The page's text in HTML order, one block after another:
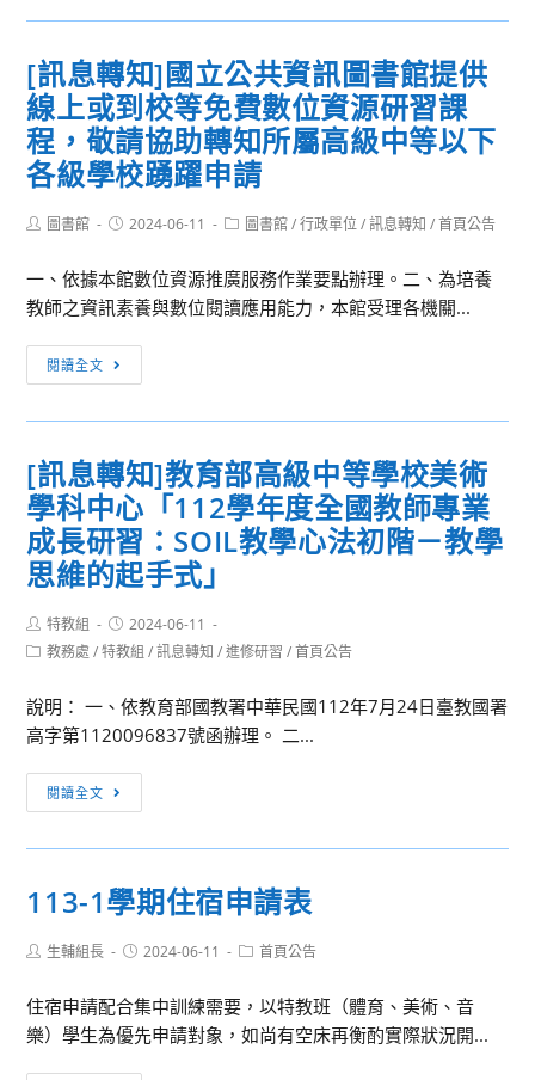
兒
表
意
營
隊
活
動
轉
中
華
出
版
倫
理
律
協
理
113
下
半
年
度
「從
圖
書
級
到
識
讀」
園
迴
導
活
[訊息轉知]國立公共資訊圖書館提供
線上或到校等免費數位資源研習課
程，敬請協助轉知所屬高級中等以下
各級學校踴躍申請
Post圖書館
Post2024-06-11
Post圖書館 / 行政單位 / 訊息轉知 / 首頁公告
一、依據本館數位資源推廣服務作業要點辦理。二、為培養
教師之資訊素養與數位閱讀應用能力，本館受理各機關...
閱讀全文
息
轉
國
立
公
共
資
訊
圖
館
提
上
或
校
免
數
位
資
[訊息轉知]教育部高級中等學校美術
學科中心「112學年度全國教師專業
成長研習：SOIL教學心法初階－教學
思維的起手式」
Post
author:
特教組
Post
published:
2024-06-11
Post教務處 / 特教組 / 訊息轉知 / 進修研習 / 首頁公告
說明： 一、依教育部國教署中華民國112年7月24日臺教國署
高字第1120096837號函辦理。 二...
閱讀全文
息
轉
教
部
級
中
等
113-1學期住宿申請表
Post生輔組長
Post2024-06-11
Post首頁公告
住宿申請配合集中訓練需要，以特教班（體育、美術、音
樂）學生為優先申請對象，如尚有空床再衡酌實際狀況開...